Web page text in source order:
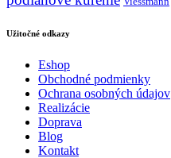
Užitočné odkazy
Eshop
Obchodné podmienky
Ochrana osobných údajov
Realizácie
Doprava
Blog
Kontakt